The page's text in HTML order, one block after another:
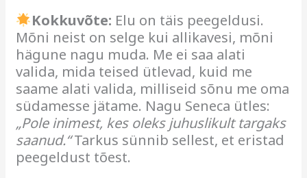
Kokkuvõte: Elu on täis peegeldusi.
Mõni neist on selge kui allikavesi, mõni
hägune nagu muda. Me ei saa alati
valida, mida teised ütlevad, kuid me
saame alati valida, milliseid sõnu me oma
südamesse jätame. Nagu Seneca ütles:
„Pole inimest, kes oleks juhuslikult targaks
saanud.“Tarkus sünnib sellest, et eristad
peegeldust tõest.